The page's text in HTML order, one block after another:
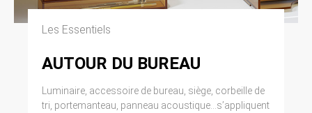
Les Essentiels
AUTOUR DU BUREAU
Luminaire, accessoire de bureau, siège, corbeille de
tri, portemanteau, panneau acoustique...s’appliquent